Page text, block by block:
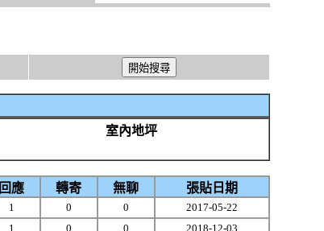
室內地坪
回應 轉寄 無聊
張貼日期
1 0 0 2017-05-22
1 0 0 2018-12-03